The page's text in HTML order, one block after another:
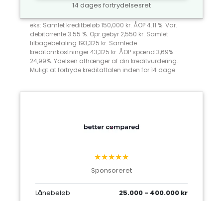
14 dages fortrydelsesret
eks: Samlet kreditbeløb 150,000 kr. ÅOP 4.11 %. Var.
debitorrente 3.55 %. Opr.gebyr 2,550 kr. Samlet
tilbagebetaling 193,325 kr. Samlede
kreditomkostninger 43,325 kr. ÅOP spænd 3,69% -
24,99%. Ydelsen afhænger af din kreditvurdering.
Muligt at fortryde kreditaftalen inden for 14 dage.
★★★★★
Sponsoreret
Lånebeløb 25.000 - 400.000 kr